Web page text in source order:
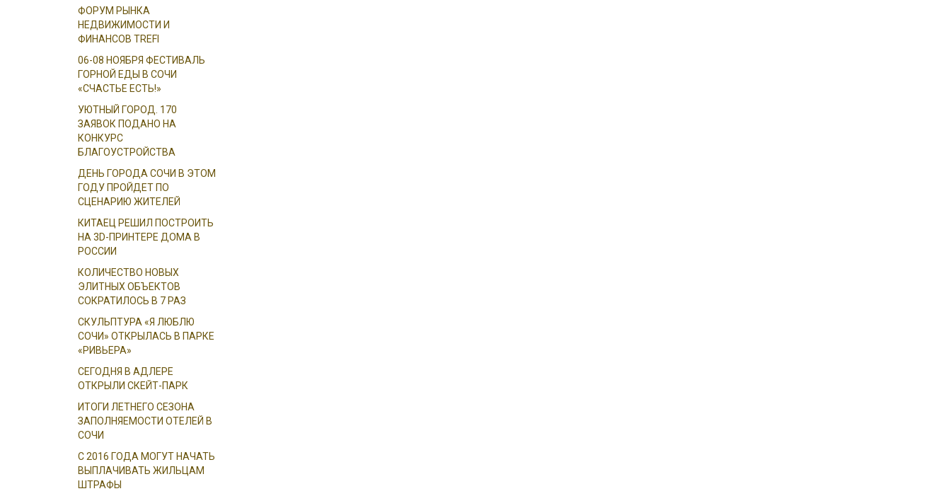
ФОРУМ РЫНКА
НЕДВИЖИМОСТИ И
ФИНАНСОВ TREFI
06-08 НОЯБРЯ ФЕСТИВАЛЬ
ГОРНОЙ ЕДЫ В СОЧИ
«СЧАСТЬЕ ЕСТЬ!»
УЮТНЫЙ ГОРОД. 170
ЗАЯВОК ПОДАНО НА
КОНКУРС
БЛАГОУСТРОЙСТВА
ДЕНЬ ГОРОДА СОЧИ В ЭТОМ
ГОДУ ПРОЙДЕТ ПО
СЦЕНАРИЮ ЖИТЕЛЕЙ
КИТАЕЦ РЕШИЛ ПОСТРОИТЬ
НА 3D-ПРИНТЕРЕ ДОМА В
РОССИИ
КОЛИЧЕСТВО НОВЫХ
ЭЛИТНЫХ ОБЪЕКТОВ
СОКРАТИЛОСЬ В 7 РАЗ
СКУЛЬПТУРА «Я ЛЮБЛЮ
СОЧИ» ОТКРЫЛАСЬ В ПАРКЕ
«РИВЬЕРА»
СЕГОДНЯ В АДЛЕРЕ
ОТКРЫЛИ СКЕЙТ-ПАРК
ИТОГИ ЛЕТНЕГО СЕЗОНА
ЗАПОЛНЯЕМОСТИ ОТЕЛЕЙ В
СОЧИ
С 2016 ГОДА МОГУТ НАЧАТЬ
ВЫПЛАЧИВАТЬ ЖИЛЬЦАМ
ШТРАФЫ